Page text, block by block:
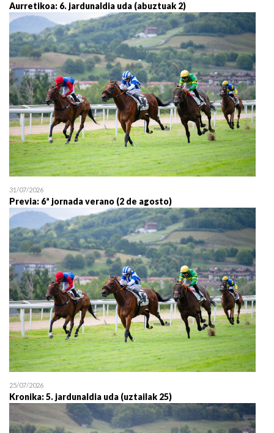
Aurretikoa: 6. jardunaldia uda (abuztuak 2)
31/07/2026
Previa: 6ª jornada verano (2 de agosto)
25/07/2026
Kronika: 5. jardunaldia uda (uztailak 25)